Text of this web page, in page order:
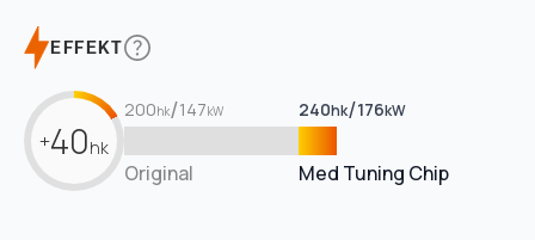
EFFEKT
+40hk
200hk/147kW 240hk/176kW
Original Med Tuning Chip